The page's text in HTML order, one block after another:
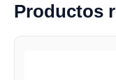
Productos